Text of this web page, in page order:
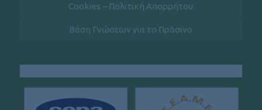
Cookies – Πολιτική Απορρήτου
Βάση Γνώσεων για το Πράσινο